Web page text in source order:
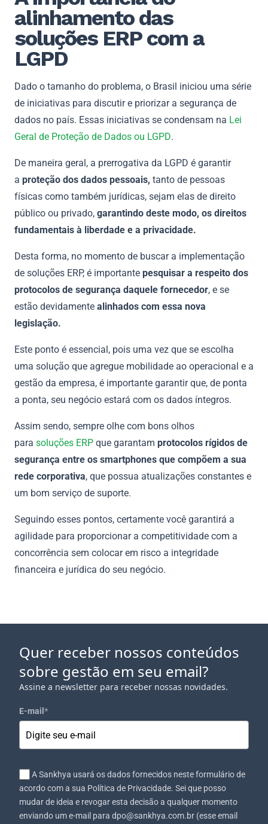
alinhamento das
soluções ERP com a
LGPD
Dado o tamanho do problema, o Brasil iniciou uma série
de iniciativas para discutir e priorizar a segurança de
dados no país. Essas iniciativas se condensam na Lei
Geral de Proteção de Dados ou LGPD.
De maneira geral, a prerrogativa da LGPD é garantir
a proteção dos dados pessoais, tanto de pessoas
físicas como também jurídicas, sejam elas de direito
público ou privado, garantindo deste modo, os direitos
fundamentais à liberdade e a privacidade.
Desta forma, no momento de buscar a implementação
de soluções ERP, é importante pesquisar a respeito dos
protocolos de segurança daquele fornecedor, e se
estão devidamente alinhados com essa nova
legislação.
Este ponto é essencial, pois uma vez que se escolha
uma solução que agregue mobilidade ao operacional e a
gestão da empresa, é importante garantir que, de ponta
a ponta, seu negócio estará com os dados íntegros.
Assim sendo, sempre olhe com bons olhos
para soluções ERP que garantam protocolos rígidos de
segurança entre os smartphones que compõem a sua
rede corporativa, que possua atualizações constantes e
um bom serviço de suporte.
Seguindo esses pontos, certamente você garantirá a
agilidade para proporcionar a competitividade com a
concorrência sem colocar em risco a integridade
financeira e jurídica do seu negócio.
Quer receber nossos conteúdos
sobre gestão em seu email?
Assine a newsletter para receber nossas novidades.
E-mail *
A Sankhya usará os dados fornecidos neste formulário de
acordo com a sua Política de Privacidade. Sei que posso
mudar de ideia e revogar esta decisão a qualquer momento
enviando um e-mail para dpo@sankhya.com.br (esse email